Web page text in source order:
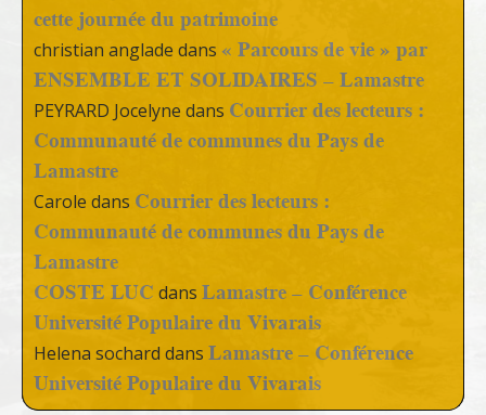
cette journée du patrimoine
christian anglade dans « Parcours de vie » par
ENSEMBLE ET SOLIDAIRES – Lamastre
PEYRARD Jocelyne dans Courrier des lecteurs :
Communauté de communes du Pays de
Lamastre
Carole dans Courrier des lecteurs :
Communauté de communes du Pays de
Lamastre
COSTE LUC dans Lamastre – Conférence
Université Populaire du Vivarais
Helena sochard dans Lamastre – Conférence
Université Populaire du Vivarais